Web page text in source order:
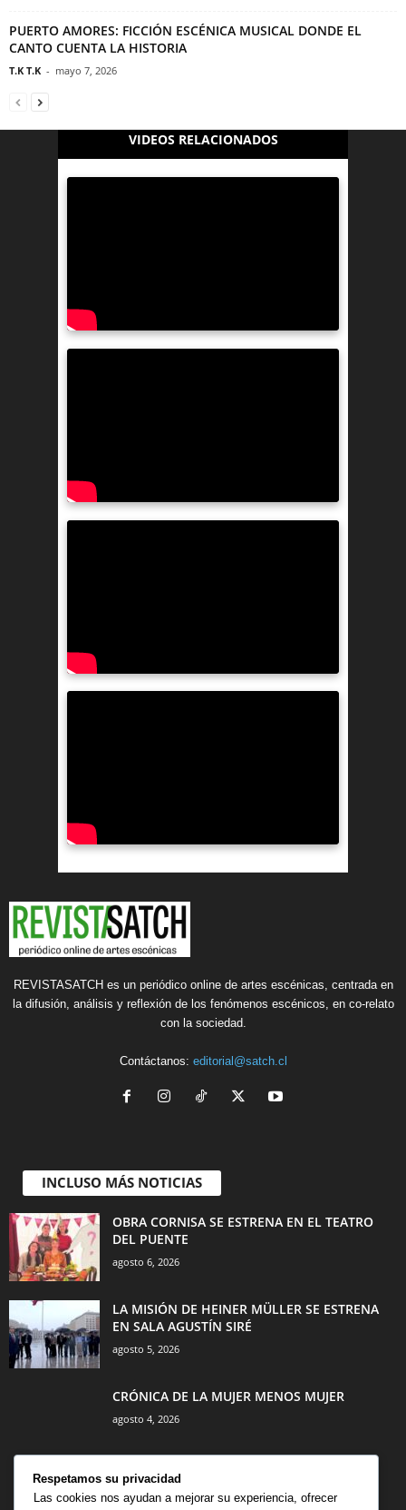
PUERTO AMORES: FICCIÓN ESCÉNICA MUSICAL DONDE EL
CANTO CUENTA LA HISTORIA
T.K T.K - mayo 7, 2026
VIDEOS RELACIONADOS
REVISTASATCH es un periódico online de artes escénicas, centrada en
la difusión, análisis y reflexión de los fenómenos escénicos, en co-relato
con la sociedad.
Contáctanos: editorial@satch.cl
INCLUSO MÁS NOTICIAS
OBRA CORNISA SE ESTRENA EN EL TEATRO
DEL PUENTE
agosto 6, 2026
LA MISIÓN DE HEINER MÜLLER SE ESTRENA
EN SALA AGUSTÍN SIRÉ
agosto 5, 2026
CRÓNICA DE LA MUJER MENOS MUJER
agosto 4, 2026
Respetamos su privacidad
Las cookies nos ayudan a mejorar su experiencia, ofrecer